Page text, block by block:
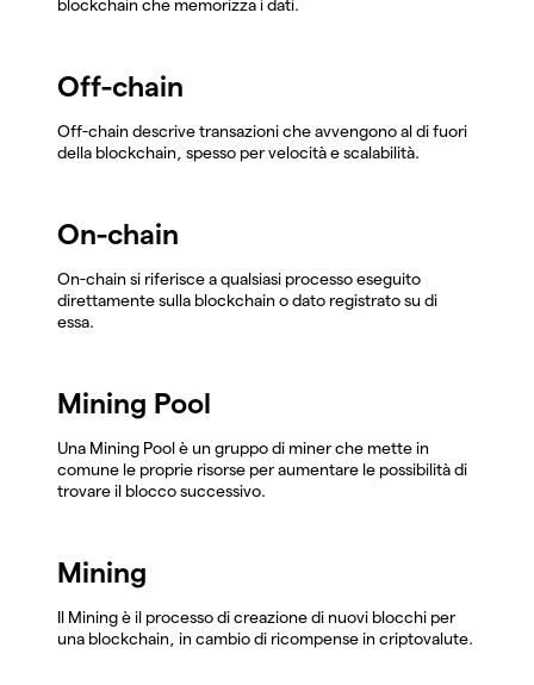
blockchain che memorizza i dati.
Off-chain
Off-chain descrive transazioni che avvengono al di fuori
della blockchain, spesso per velocità e scalabilità.
On-chain
On-chain si riferisce a qualsiasi processo eseguito
direttamente sulla blockchain o dato registrato su di
essa.
Mining Pool
Una Mining Pool è un gruppo di miner che mette in
comune le proprie risorse per aumentare le possibilità di
trovare il blocco successivo.
Mining
Il Mining è il processo di creazione di nuovi blocchi per
una blockchain, in cambio di ricompense in criptovalute.